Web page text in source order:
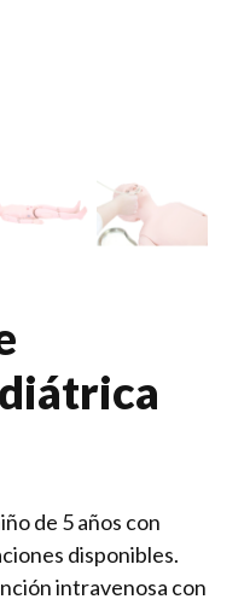
de 5 años con
disponibles.
intravenosa con